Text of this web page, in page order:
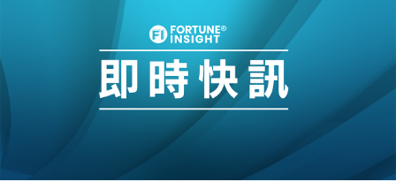
財經｜韓股反覆波動收跌 連挫7周創逾3年最長跌勢
財經｜內地7月美元計價出口增近24%勝預期 貿易順
差達1125億美元
12:44
財經｜日本春季三度入市撐日圓 4月單日斥6.28萬億
國際｜特朗普料美伊戰事快結束 承認部分彈藥庫存緊